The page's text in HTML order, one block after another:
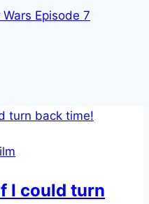
Episode 7
I could turn